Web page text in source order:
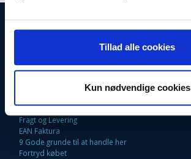
Tillad alle cookies
Kun nødvendige cookies
INFORMATIONER
Kontakt os
Loyalitetsrabat. Rabat til faste kunder
Oversigt
Fragt og Levering
EAN Faktura
9 Gode grunde til at handle her
Fortryd købet